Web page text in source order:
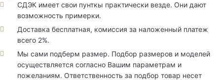
СДЭК имеет свои пунткы практически везде. Они дают
возможность примерки.
Доставка бесплатная, комиссия за наложенный платеж
всего 2%.
Мы сами подберм размер. Подбор размеров и моделей
осуществляется согласно Вашим параметрам и
пожеланиям. Ответственность за подбор товар несет